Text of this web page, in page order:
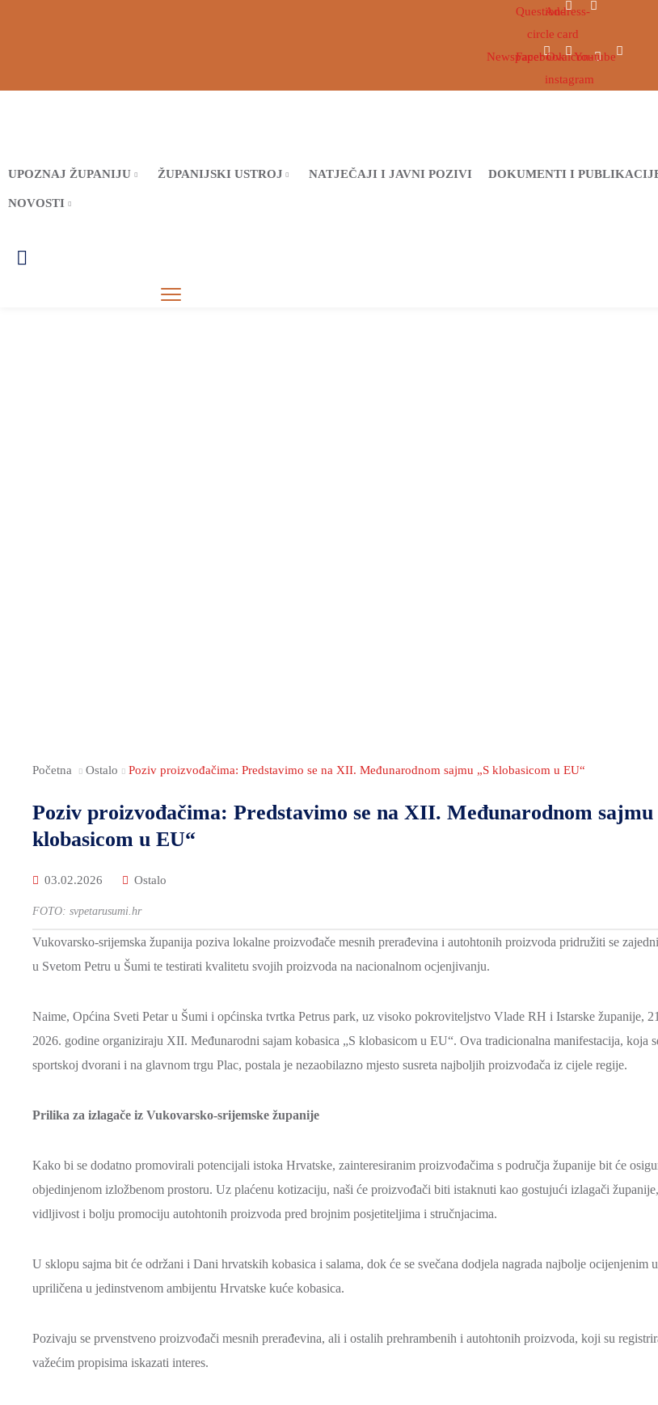
Question-
circle
Address-
card
Newspaper
FacebookOvaicon-
instagram
Youtube
UPOZNAJ ŽUPANIJU ŽUPANIJSKI USTROJ NATJEČAJI I JAVNI POZIVI DOKUMENTI I
NOVOSTI
Početna Ostalo Poziv proizvođačima: Predstavimo se na XII. Međunarodnom sajmu „S klobasicom u EU“
Poziv proizvođačima: Predstavimo se na XII. Međunarodnom sajmu
klobasicom u EU“
03.02.2026 Ostalo
FOTO: svpetarusumi.hr
Vukovarsko-srijemska županija poziva lokalne proizvođače mesnih prerađevina i autohtonih proizvoda pridružiti se
u Svetom Petru u Šumi te testirati kvalitetu svojih proizvoda na nacionalnom ocjenjivanju.
Naime, Općina Sveti Petar u Šumi i općinska tvrtka Petrus park, uz visoko pokroviteljstvo Vlade RH i Istarske županije,
2026. godine organiziraju XII. Međunarodni sajam kobasica „S klobasicom u EU“. Ova tradicionalna manifestacija, koja
sportskoj dvorani i na glavnom trgu Plac, postala je nezaobilazno mjesto susreta najboljih proizvođača iz cijele regije.
Prilika za izlagače iz Vukovarsko-srijemske županije
Kako bi se dodatno promovirali potencijali istoka Hrvatske, zainteresiranim proizvođačima s područja županije bit će
objedinjenom izložbenom prostoru. Uz plaćenu kotizaciju, naši će proizvođači biti istaknuti kao gostujući izlagači
vidljivost i bolju promociju autohtonih proizvoda pred brojnim posjetiteljima i stručnjacima.
U sklopu sajma bit će održani i Dani hrvatskih kobasica i salama, dok će se svečana dodjela nagrada najbolje ocijenjenim
upriličena u jedinstvenom ambijentu Hrvatske kuće kobasica.
Pozivaju se prvenstveno proizvođači mesnih prerađevina, ali i ostalih prehrambenih i autohtonih proizvoda, koji su
važećim propisima iskazati interes.